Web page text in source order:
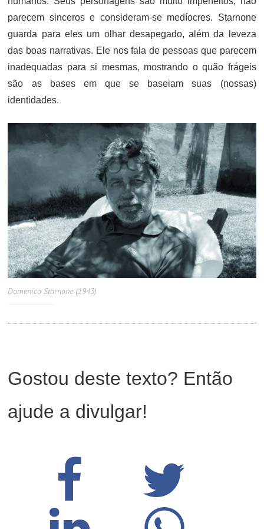
parecem sinceros e consideram-se medíocres. Starnone
guarda para eles um olhar desapegado, além da leveza
das boas narrativas. Ele nos fala de pessoas que parecem
inadequadas para si mesmas, mostrando o quão frágeis
são as bases em que se baseiam suas (nossas)
identidades.
Domenico Starnone (1943)
Gostou deste texto? Então
ajude a divulgar!